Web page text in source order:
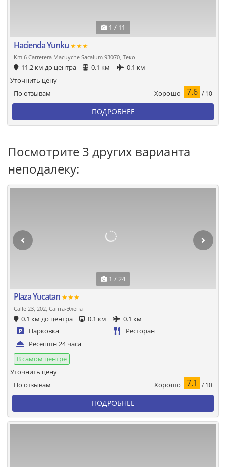
1 / 11
Hacienda Yunku ★★★
Km 6 Carretera Macuyche Sacalum 93070, Теко
11.2 км до центра 0.1 км 0.1 км
По отзывам Хорошо 7.6 / 10
Уточнить цену
ПОДРОБНЕЕ
Посмотрите 3 других варианта
неподалеку:
1 / 24
Plaza Yucatan ★★★
Calle 23, 202, Санта-Элена
0.1 км до центра 0.1 км
0.1 км
Парковка
Ресторан
Ресепшн 24 часа
В самом центре
По отзывам Хорошо 7.1 / 10
Уточнить цену
ПОДРОБНЕЕ